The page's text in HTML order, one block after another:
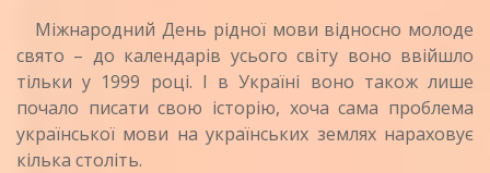
Міжнародний День рідної мови відносно молоде
свято – до календарів усього світу воно ввійшло
тільки у 1999 році. І в Україні воно також лише
почало писати свою історію, хоча сама проблема
української мови на українських землях нараховує
кілька століть.